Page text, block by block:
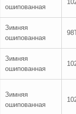
ошипованная
Зимняя
ошипованная
Зимняя
ошипованная
Зимняя
ошипованная